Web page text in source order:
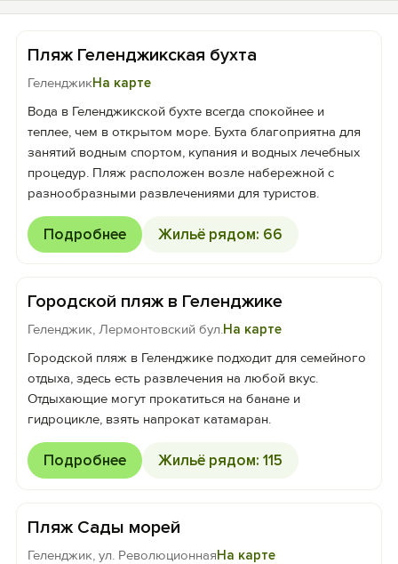
Пляж Геленджикская бухта
ГеленджикНа карте
Вода в Геленджикской бухте всегда спокойнее и
теплее, чем в открытом море. Бухта благоприятна для
занятий водным спортом, купания и водных лечебных
процедур. Пляж расположен возле набережной с
разнообразными развлечениями для туристов.
Подробнее Жильё рядом: 66
Городской пляж в Геленджике
Геленджик, Лермонтовский бул.На карте
Городской пляж в Геленджике подходит для семейного
отдыха, здесь есть развлечения на любой вкус.
Отдыхающие могут прокатиться на банане и
гидроцикле, взять напрокат катамаран.
Подробнее Жильё рядом: 115
Пляж Сады морей
Геленджик, ул. РеволюционнаяНа карте